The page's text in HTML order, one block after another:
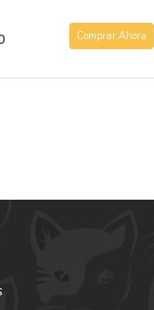
Comprar Ahora